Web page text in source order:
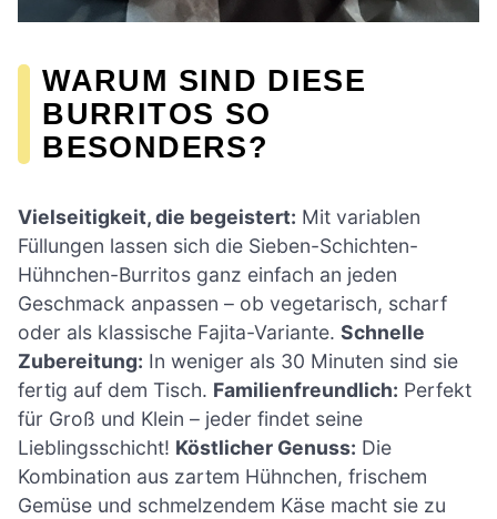
WARUM SIND DIESE
BURRITOS SO
BESONDERS?
Vielseitigkeit, die begeistert: Mit variablen
Füllungen lassen sich die Sieben-Schichten-
Hühnchen-Burritos ganz einfach an jeden
Geschmack anpassen – ob vegetarisch, scharf
oder als klassische Fajita-Variante. Schnelle
Zubereitung: In weniger als 30 Minuten sind sie
fertig auf dem Tisch. Familienfreundlich: Perfekt
für Groß und Klein – jeder findet seine
Lieblingsschicht! Köstlicher Genuss: Die
Kombination aus zartem Hühnchen, frischem
Gemüse und schmelzendem Käse macht sie zu